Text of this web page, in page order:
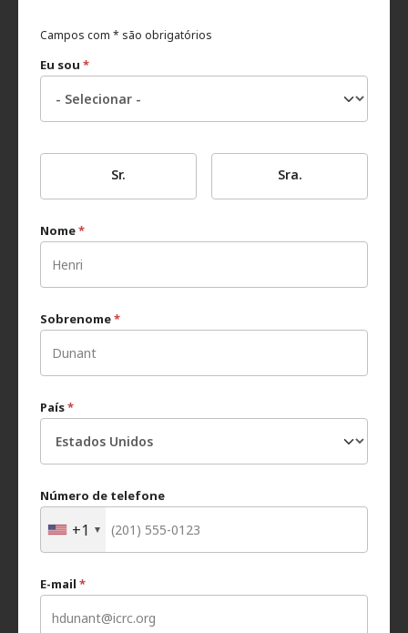
Campos com * são obrigatórios
Eu sou *
Sr. Sra.
Nome*
Sobrenome*
País*
Número de telefone
+1
E-mail *